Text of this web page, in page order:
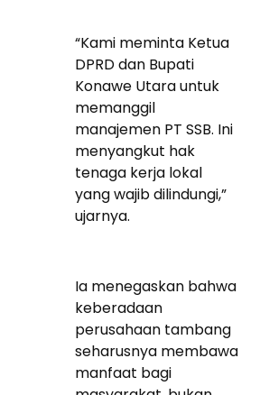
“Kami meminta Ketua
DPRD dan Bupati
Konawe Utara untuk
memanggil
manajemen PT SSB. Ini
menyangkut hak
tenaga kerja lokal
yang wajib dilindungi,”
ujarnya.
Ia menegaskan bahwa
keberadaan
perusahaan tambang
seharusnya membawa
manfaat bagi